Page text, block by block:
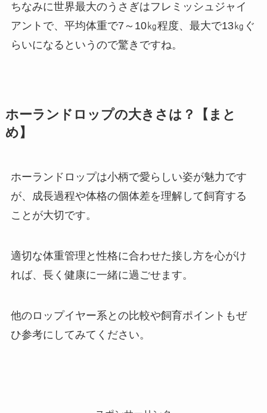
ちなみに世界最大のうさぎはフレミッシュジャイ
アントで、平均体重で7～10㎏程度、最大で13㎏ぐ
らいになるというので驚きですね。
ホーランドロップの大きさは？【まと
め】
ホーランドロップは小柄で愛らしい姿が魅力です
が、成長過程や体格の個体差を理解して飼育する
ことが大切です。
適切な体重管理と性格に合わせた接し方を心がけ
れば、長く健康に一緒に過ごせます。
他のロップイヤー系との比較や飼育ポイントもぜ
ひ参考にしてみてください。